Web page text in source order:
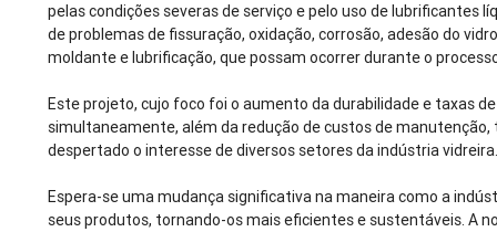
pelas condições severas de serviço e pelo uso de lubrificantes
de problemas de fissuração, oxidação, corrosão, adesão do
moldante e lubrificação, que possam ocorrer durante o
Este projeto, cujo foco foi o aumento da durabilidade e taxas
simultaneamente, além da redução de custos de manutenção,
despertado o interesse de diversos setores da indústria
Espera-se uma mudança significativa na maneira como a
seus produtos, tornando-os mais eficientes e sustentáveis. A